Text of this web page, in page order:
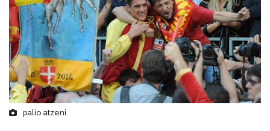
palio atzeni